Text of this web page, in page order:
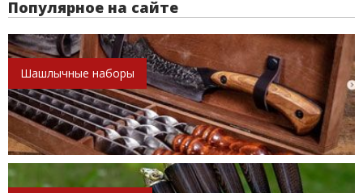
Популярное на сайте
Шашлычные наборы